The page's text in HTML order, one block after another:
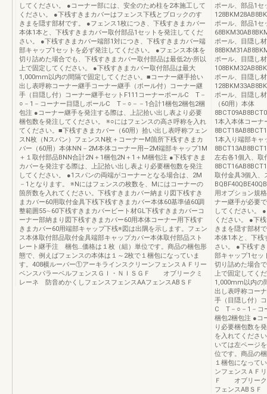
してください。 ●コーナー部には、安全のため柱を2本施工して
ください。 ●下桟すきまカバーはフェンス下桟とブロックのす
きまを隠す部材です。 ●フェンス1枚につき、下桟すきまカバー
本体1本と、下桟すきまカバー取付部品1セットを発注してくだ
さい。 ●下桟すきまカバー端部1対につき、下桟すきまカバー端
部キャップ1セットを必ず発注してください。 ●フェンス本体を
切り詰めた場合でも、下桟すきまカバー取付部品は最低2か所以
上で固定してください。 ●下桟すきまカバー取付部品は最大
1,000mm以内の間隔で固定してください。■コーナー継手拾い
出し表呼称コーナー継手コーナー継手（ポール付）コーナー継
手（目隠し付）コーナー継手セットF111コーナーポールC T－
○－1－コーナー目隠しポールC T－○－－1合計1梱包2梱包2梱
包注 ●コーナー継手を発注する際は、上記拾い出し表より必要
梱包数を発注してください。 ※○にはフェンスの高さ呼称を入れ
てください。■下桟すきまカバー（60用）拾い出し表呼称フェン
スN枚（Nスパン）フェンスN枚＋コーナーM箇所下桟すきまカ
バー（60用）本体NN－2M本体コーナー用―2M端部キャップ1M
＋１取付部品BNN合計2N＋1梱包2N＋1＋M梱包注 ●下桟すきま
カバーを発注する際は、上記拾い出し表より必要梱包数を発注
してください。 ●1スパンの両端がコーナーとなる場合は、2M
－1となります。 ※Nにはフェンスの枚数を、Mにはコーナーの
箇所数を入れてください。下桟すきまカバー納まり図下桟すき
まカバー60用取付金具下桟下桟すきまカバー本体60基準値60調
整範囲55∼60下桟すきまカバービート材GL下桟すきまカバーコ
ーナー部納まり図下桟すきまカバー60用本体コーナー用下桟す
きまカバー60用端部キャップ下桟※図は出隅を示します。フェン
ス本体取付部品取付金具端部キャップカバー本体取付部品スト
レート継手注 梱包…価格は１枚（組）単位です。商品の梱包形
態で、例えばフェンスの本体は１～2枚で１梱包になっていま
す。408横ルーバー①アーキラインスクリーンフェンスＡＦリー
ベンスパラーベルフェンスＧＩ・ＮＩＳＧＦ オブリークミ
レーネ 防音めかくしフェンスフェンスAAフェンスABＳＦ
ポール、部品1セ
ポール、部品1セ
ポール、目隠し
ポール、目隠し
ポール、目隠し
ポール、目隠し
（60用）本体
1本入本体コーナ
1本入り端部キャ
左右各1個入、取
取付金具3個入、
用オプション規
ナー継手が必要
してください。
ください。 ●下
きまを隠す部材
本体1本と、下桟
さい。 ●下桟す
部キャップ1セッ
切り詰めた場合
上で固定してく
1,000mm以内の
出し表呼称コー
手（目隠し付）
C T－○－1－コ
梱包2梱包注 ●コ
り必要梱包数を
を入れてくださ
いては左ページ
位です。商品の
１梱包になって
ンフェンスＡＦ
Ｆ オブリーク
フェンスABＳＦ